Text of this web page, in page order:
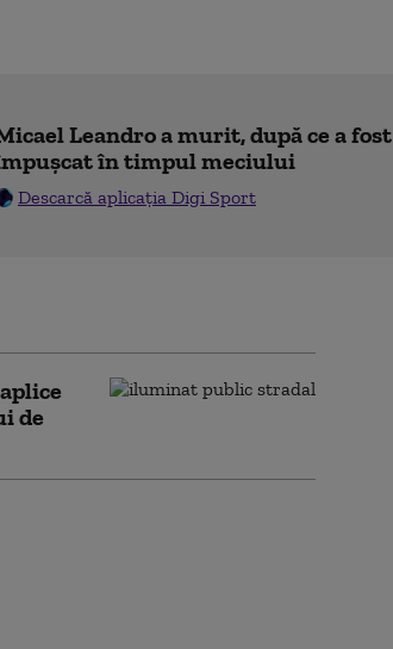
Leandro a murit, după ce a fost
în timpul meciului
Descarcă aplicația Digi Sport
de